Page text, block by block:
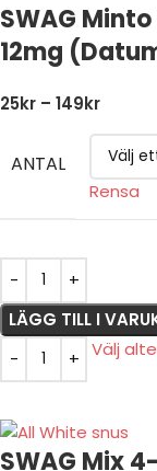
SWAG
12mg
25kr – 149kr
ANTAL
Rensa
LÄGG TILL I
Välj
SWAG Mix